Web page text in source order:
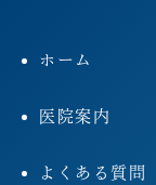
ホーム
医院案内
よくある質問